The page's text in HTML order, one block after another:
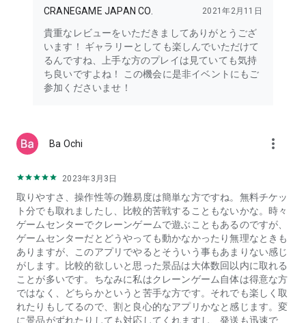
・推し活好き
・くじ、ゲームなど好きな方
・遊び心を忘れられない方
・食品・お菓子なども獲得したい方
・コインゲーム、ゲームセンター好き！
■オシクレって？■
ームやUFOキャッチャーが楽しめるオンラインクレーンゲーム
リアルなジャンプ系（集英社さん）アニメのフィギュア（鬼滅
など）、ぬいぐるみ（アーニャなど）の人気キャラグッズ、雑
貨、おもちゃ、お菓子、食品など様々な人気 おすすめのアイ
テムが日々入荷します。
・クレーンゲームのリアルな操作感を再現！
プレイ画面の映像は高性能カメラを使用。
リアルタイムに配信、鮮明な画像でユーフォーキャッチャーの
タイムラグも少なく操作性抜群です。直感的に操作でき、初め
CRANEGAME JAPAN CO. 2021年2月11日
貴重なレビューをいただきましてありがとうござ
います！ ギャラリーとしても楽しんでいただけて
るんですね、上手な方のプレイは見ていても気持
ち良いですよね！ この機会に是非イベントにもご
参加くださいませ！
Ba Ochi more_vert
2023年3月3日
取りやすさ、操作性等の難易度は簡単な方ですね。無料チケッ
ト分でも取れましたし、比較的苦戦することもないかな。時々
ゲームセンターでクレーンゲームで遊ぶこともあるのですが、
ゲームセンターだとどうやっても動かなかったり無理なときも
ありますが、このアプリでやるとそういう事もあまりない感じ
がします。比較的欲しいと思った景品は大体数回以内に取れる
ことが多いです。ちなみに私はクレーンゲーム自体は得意な方
ではなく、どちらかというと苦手な方です。それでも楽しく取
れたりもしてるので、割と良心的なアプリかなと感じます。変
に景品がずれたりしても対応してくれますし、発送も迅速で、